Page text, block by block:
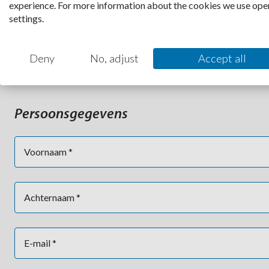
Persoonsgegevens
Voornaam *
Achternaam *
E-mail *
experience. For more information about the cookies we use
settings.
Deny No, adjust Accept all